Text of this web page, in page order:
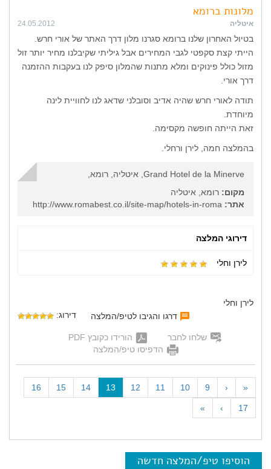
מלונות ברומא
איטליה 24.05.2012
בטיול האחרון שלנו ברומא סגרנו מלון דרך האתר של אורי חרש.
הייתי קצת סקפטי לגבי המחירים אבל גיליתי שקיבלנו מחיר יותר זול
מזול כולל פינוקים ומלא מתנות שהמלון סיפק לנו בעקבות ההזמנה
דרך אורי.
תודה לאורי חרש שהיה אדיב וסובלני שדאג לנו לחוויית לינה
מיוחדת.
זאת הייתה חופשה מקסימה.
בהמלצה חמה, לירן ורחלי.
Grand Hotel de la Minerve, איטליה, רומא,
מקום: רומא, איטליה
אתר:
דירוגי המלצה
לירן וחלי
לירן וחלי
דרגו והגיבו לטיפ/המלצה
דירוג:
שלחו לחבר
הורידו כקובץ PDF
הדפיסו טיפ/המלצה
«
‹
9
10
11
12
13
c
14
15
16
17
›
»
הוסיפו טיפ/המלצה חדשה